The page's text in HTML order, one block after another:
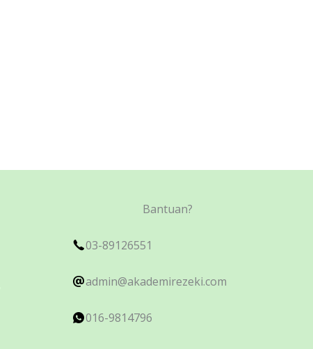
Bantuan?
03-89126551
admin@akademirezeki.com
016-9814796